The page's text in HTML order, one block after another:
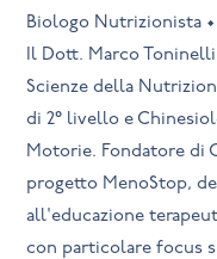
Biologo Nutrizionista
Il Dott. Marco
Scienze della
di 2° livello e
Motorie. Fondatore di
progetto MenoStop,
all'educazione
con particolare focus